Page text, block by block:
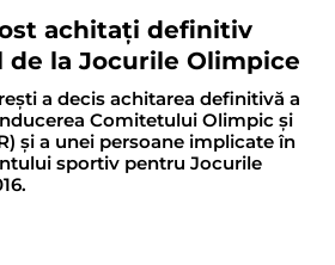
achitați definitiv
de la Jocurile Olimpice
a decis achitarea definitivă a
Comitetului Olimpic și
și a unei persoane implicate în
sportiv pentru Jocurile